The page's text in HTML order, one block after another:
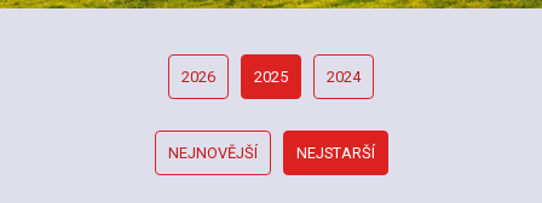
2026 2025 2024
NEJNOVĚJŠÍ NEJSTARŠÍ